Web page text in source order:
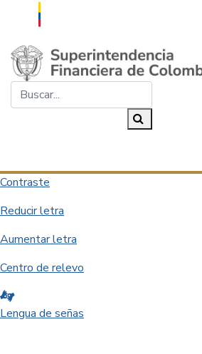
Saltar al contenido principal
Contraste
Reducir letra
Aumentar letra
Centro de relevo
Lengua de señas